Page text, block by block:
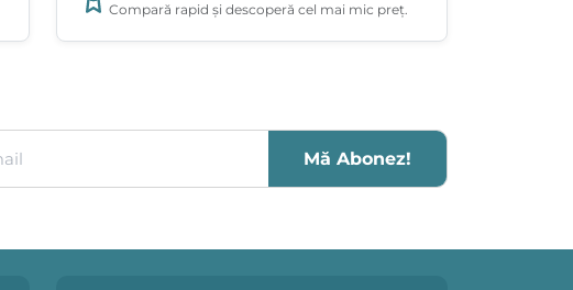
Compară rapid și descoperă cel mai mic preț.
Mă Abonez!